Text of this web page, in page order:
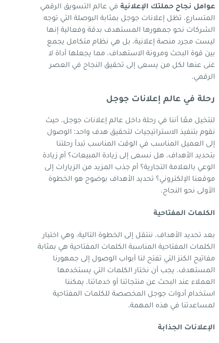
عوامل نجاح حملتك الإعلانية في عالم التسويق الرقمي
المتسارع، تظل إعلانات جوجل بمثابة البوصلة التي توجه
الشركات نحو جمهورها المستهدف بدقة وفعالية إنها
ليست مجرد منصة إعلانية، بل هي نظام متكامل يجمع
بين قوة البحث ومرونة الاستهداف، مما يجعلها أداة لا
غنى عنها لكل من يسعى إلى تحقيق النجاح في العصر
الرقمي.
رحلة في عالم إعلانات جوجل
لنتخيل معًا أننا في رحلة داخل عالم إعلانات جوجل، حيث
نقوم بتنفيذ الاستراتيجيات لتحقيق هدف واحد: الوصول
إلى العميل المناسب في الوقت المناسب تبدأ رحلتنا
بتحديد الأهداف، هل نسعى إلى زيادة المبيعات؟ أم زيادة
الوعي بالعلامة التجارية؟ أم جذب المزيد من الزيارات إلى
موقعنا الإلكتروني؟ تحديد الأهداف بوضوح هو الخطوة
الأولى نحو النجاح.
الكلمات المفتاحية
بعد تحديد الأهداف، ننتقل إلى الخطوة التالية، وهي اختيار
الكلمات المفتاحية المناسبة الكلمات المفتاحية هي بمثابة
مفاتيح الكنز التي تفتح لنا أبواب الوصول إلى جمهورنا
المستهدف. يجب أن نختار الكلمات التي يستخدمها
العملاء عند البحث عن منتجاتنا أو خدماتنا. يمكننا
استخدام أدوات جوجل المخصصة للكلمات المفتاحية
لمساعدتنا في هذه المهمة.
الإعلانات الجذابة